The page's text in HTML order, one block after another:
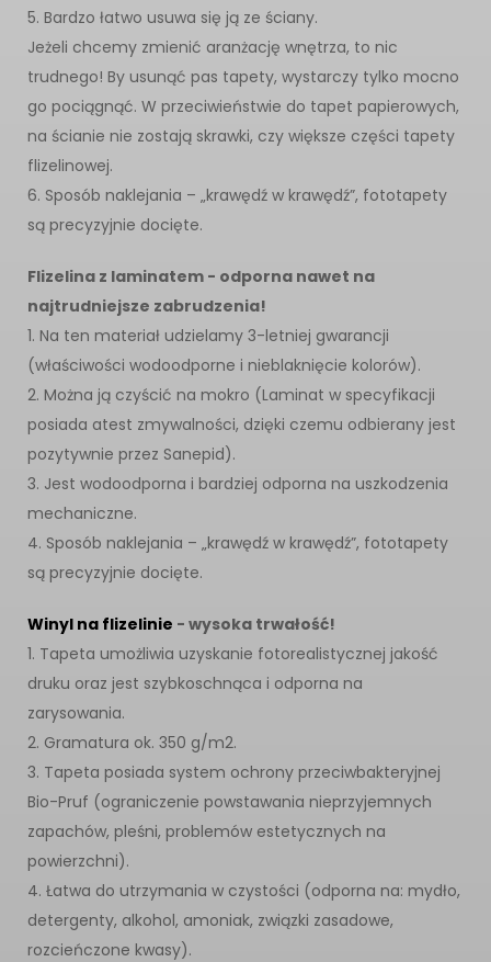
5. Bardzo łatwo usuwa się ją ze ściany.
Jeżeli chcemy zmienić aranżację wnętrza, to nic
trudnego! By usunąć pas tapety, wystarczy tylko mocno
go pociągnąć. W przeciwieństwie do tapet papierowych,
na ścianie nie zostają skrawki, czy większe części tapety
flizelinowej.
6. Sposób naklejania – „krawędź w krawędź”, fototapety
są precyzyjnie docięte.
Flizelina z laminatem - odporna nawet na
najtrudniejsze zabrudzenia!
1. Na ten materiał udzielamy 3-letniej gwarancji
(właściwości wodoodporne i nieblaknięcie kolorów).
2. Można ją czyścić na mokro (Laminat w specyfikacji
posiada atest zmywalności, dzięki czemu odbierany jest
pozytywnie przez Sanepid).
3. Jest wodoodporna i bardziej odporna na uszkodzenia
mechaniczne.
4. Sposób naklejania – „krawędź w krawędź”, fototapety
są precyzyjnie docięte.
Winyl na flizelinie - wysoka trwałość!
1. Tapeta umożliwia uzyskanie fotorealistycznej jakość
druku oraz jest szybkoschnąca i odporna na
zarysowania.
2. Gramatura ok. 350 g/m2.
3. Tapeta posiada system ochrony przeciwbakteryjnej
Bio-Pruf (ograniczenie powstawania nieprzyjemnych
zapachów, pleśni, problemów estetycznych na
powierzchni).
4. Łatwa do utrzymania w czystości (odporna na: mydło,
detergenty, alkohol, amoniak, związki zasadowe,
rozcieńczone kwasy).